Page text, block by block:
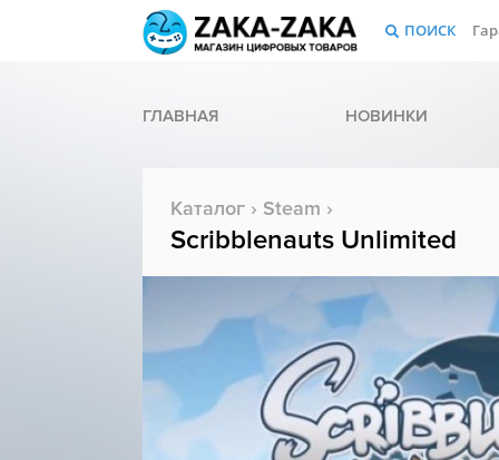
ПОИСК
ГЛАВНАЯ НОВИНКИ
Каталог › Steam ›
Scribblenauts Unlimited